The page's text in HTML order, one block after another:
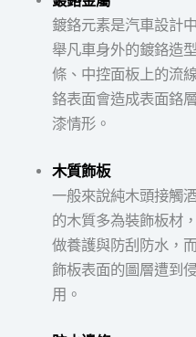
鍍鉻元素是汽車設計
舉凡車身外的鍍鉻造
條、中控面板上的流
鉻表面會造成表面鉻
漆情形。
木質飾板
一般來說純木頭接觸
的木質多為裝飾板材
做養護與防刮防水，
飾板表面的圖層遭到
用。